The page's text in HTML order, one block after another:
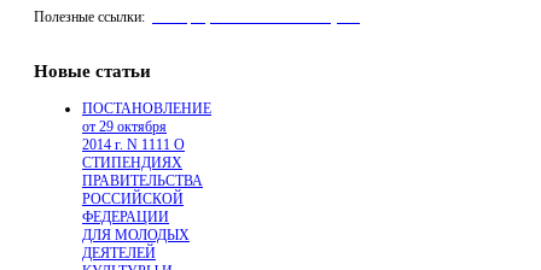
Полезные ссылки:
Новые статьи
ПОСТАНОВЛЕНИЕ
от 29 октября
2014 г. N 1111 О
СТИПЕНДИЯХ
ПРАВИТЕЛЬСТВА
РОССИЙСКОЙ
ФЕДЕРАЦИИ
ДЛЯ МОЛОДЫХ
ДЕЯТЕЛЕЙ